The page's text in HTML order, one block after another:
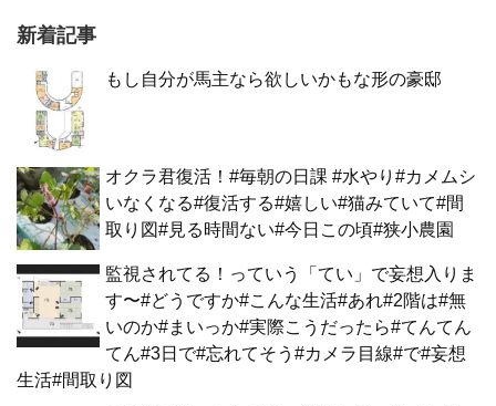
新着記事
もし自分が馬主なら欲しいかもな形の豪邸
オクラ君復活！#毎朝の日課 #水やり#カメムシ
いなくなる#復活する#嬉しい#猫みていて#間
取り図#見る時間ない#今日この頃#狭小農園
監視されてる！っていう「てい」で妄想入りま
す〜#どうですか#こんな生活#あれ#2階は#無
いのか#まいっか#実際こうだったら#てんてん
てん#3日で#忘れてそう#カメラ目線#で#妄想
生活#間取り図